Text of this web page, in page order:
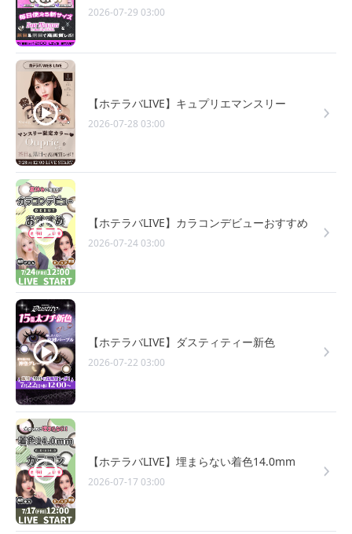
2026-07-29 03:00
【ホテラバLIVE】キュプリエマンスリー
2026-07-28 03:00
【ホテラバLIVE】カラコンデビューおすすめ
2026-07-24 03:00
【ホテラバLIVE】ダスティティー新色
2026-07-22 03:00
【ホテラバLIVE】埋まらない着色14.0mm
2026-07-17 03:00